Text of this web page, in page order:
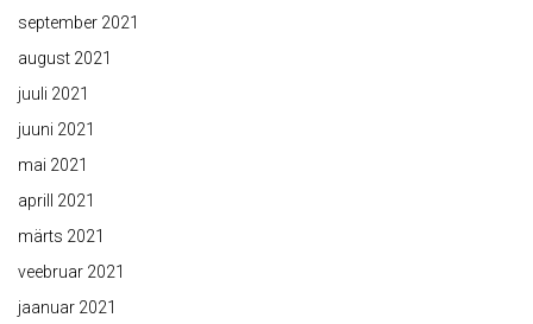
september 2021
august 2021
juuli 2021
juuni 2021
mai 2021
aprill 2021
märts 2021
veebruar 2021
jaanuar 2021